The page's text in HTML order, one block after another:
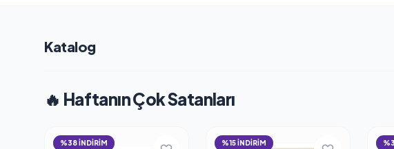
Katalog
🔥 Haftanın Çok Satanları
%38 İNDİRİM %15 İNDİRİM